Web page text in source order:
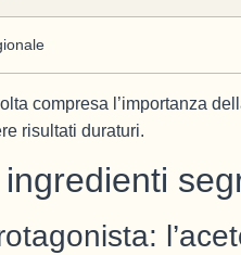
compresa l’importanza
risultati duraturi.